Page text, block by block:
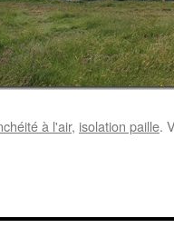
à l'air, isolation paille.